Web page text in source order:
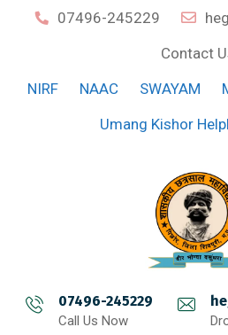
07496-245229
Contact
NIRF
NAAC SWAYAM
Umang Kishor
07496-245229
Call Us Now